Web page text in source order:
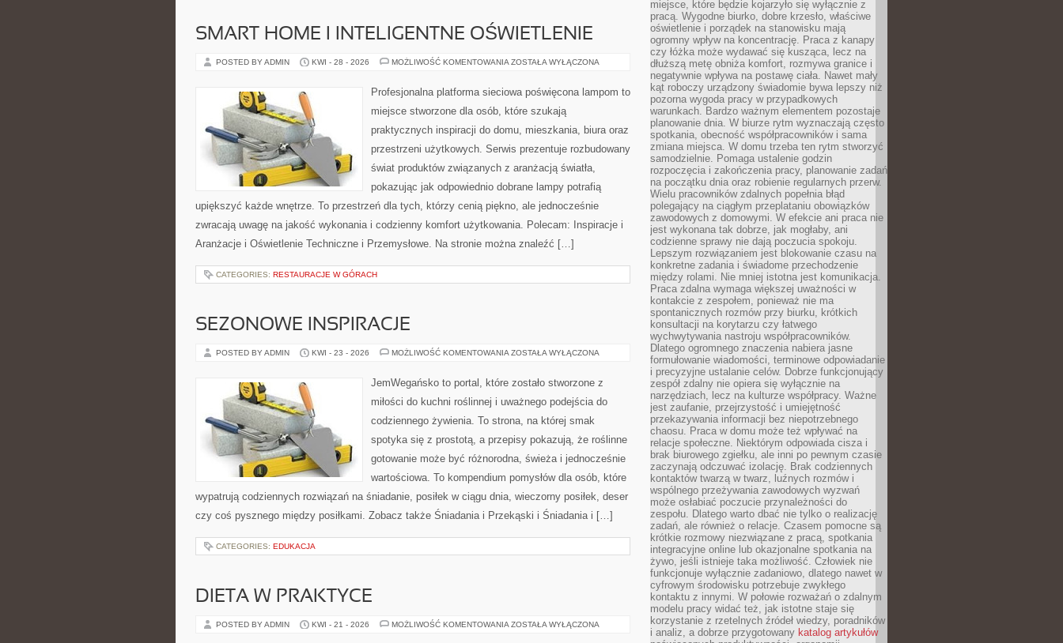
SMART HOME I INTELIGENTNE OŚWIETLENIE
POSTED BY ADMIN KWI - 28 - 2026 MOŻLIWOŚĆ KOMENTOWANIA SMART
INTELIGENTNE
OŚWIETLENIE
ZOSTAŁA WYŁĄCZONA
Profesjonalna platforma sieciowa poświęcona lampom to
miejsce stworzone dla osób, które szukają
praktycznych inspiracji do domu, mieszkania, biura oraz
przestrzeni użytkowych. Serwis prezentuje rozbudowany
świat produktów związanych z aranżacją światła,
pokazując jak odpowiednio dobrane lampy potrafią
upiększyć każde wnętrze. To przestrzeń dla tych, którzy cenią piękno, ale jednocześnie
zwracają uwagę na jakość wykonania i codzienny komfort użytkowania. Polecam: Inspiracje i
Aranżacje i Oświetlenie Techniczne i Przemysłowe. Na stronie można znaleźć […]
CATEGORIES: RESTAURACJE W GÓRACH
SEZONOWE INSPIRACJE
POSTED BY ADMIN KWI - 23 - 2026 MOŻLIWOŚĆ KOMENTOWANIA SEZONOWE
ZOSTAŁA WYŁĄCZONA
JemWegańsko to portal, które zostało stworzone z
miłości do kuchni roślinnej i uważnego podejścia do
codziennego żywienia. To strona, na której smak
spotyka się z prostotą, a przepisy pokazują, że roślinne
gotowanie może być różnorodna, świeża i jednocześnie
wartościowa. To kompendium pomysłów dla osób, które
wypatrują codziennych rozwiązań na śniadanie, posiłek w ciągu dnia, wieczorny posiłek, deser
czy coś pysznego między posiłkami. Zobacz także Śniadania i Przekąski i Śniadania i […]
CATEGORIES: EDUKACJA
DIETA W PRAKTYCE
POSTED BY ADMIN KWI - 21 - 2026 MOŻLIWOŚĆ KOMENTOWANIA DIETA
ZOSTAŁA WYŁĄCZONA
miejsce, które będzie kojarzyło się wyłącznie z
pracą. Wygodne biurko, dobre krzesło, właściwe
oświetlenie i porządek na stanowisku mają
ogromny wpływ na koncentrację. Praca z kanapy
czy łóżka może wydawać się kusząca, lecz na
dłuższą metę obniża komfort, rozmywa granice i
negatywnie wpływa na postawę ciała. Nawet mały
kąt roboczy urządzony świadomie bywa lepszy niż
pozorna wygoda pracy w przypadkowych
warunkach. Bardzo ważnym elementem pozostaje
planowanie dnia. W biurze rytm wyznaczają często
spotkania, obecność współpracowników i sama
zmiana miejsca. W domu trzeba ten rytm stworzyć
samodzielnie. Pomaga ustalenie godzin
rozpoczęcia i zakończenia pracy, planowanie zadań
na początku dnia oraz robienie regularnych przerw.
Wielu pracowników zdalnych popełnia błąd
polegający na ciągłym przeplataniu obowiązków
zawodowych z domowymi. W efekcie ani praca nie
jest wykonana tak dobrze, jak mogłaby, ani
codzienne sprawy nie dają poczucia spokoju.
Lepszym rozwiązaniem jest blokowanie czasu na
konkretne zadania i świadome przechodzenie
między rolami. Nie mniej istotna jest komunikacja.
Praca zdalna wymaga większej uważności w
kontakcie z zespołem, ponieważ nie ma
spontanicznych rozmów przy biurku, krótkich
konsultacji na korytarzu czy łatwego
wychwytywania nastroju współpracowników.
Dlatego ogromnego znaczenia nabiera jasne
formułowanie wiadomości, terminowe odpowiadanie
i precyzyjne ustalanie celów. Dobrze funkcjonujący
zespół zdalny nie opiera się wyłącznie na
narzędziach, lecz na kulturze współpracy. Ważne
jest zaufanie, przejrzystość i umiejętność
przekazywania informacji bez niepotrzebnego
chaosu. Praca w domu może też wpływać na
relacje społeczne. Niektórym odpowiada cisza i
brak biurowego zgiełku, ale inni po pewnym czasie
zaczynają odczuwać izolację. Brak codziennych
kontaktów twarzą w twarz, luźnych rozmów i
wspólnego przeżywania zawodowych wyzwań
może osłabiać poczucie przynależności do
zespołu. Dlatego warto dbać nie tylko o realizację
zadań, ale również o relacje. Czasem pomocne są
krótkie rozmowy niezwiązane z pracą, spotkania
integracyjne online lub okazjonalne spotkania na
żywo, jeśli istnieje taka możliwość. Człowiek nie
funkcjonuje wyłącznie zadaniowo, dlatego nawet w
cyfrowym środowisku potrzebuje zwykłego
kontaktu z innymi. W połowie rozważań o zdalnym
modelu pracy widać też, jak istotne staje się
korzystanie z rzetelnych źródeł wiedzy, poradników
i analiz, a dobrze przygotowany katalog artykułów